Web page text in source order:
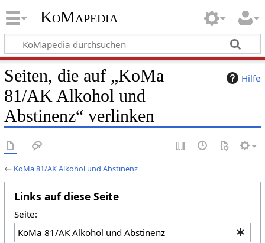
KoMapedia
Hilfe
Seiten, die auf „KoMa
81/AK Alkohol und
Abstinenz“ verlinken
← KoMa 81/AK Alkohol und Abstinenz
Links auf diese Seite
Seite: